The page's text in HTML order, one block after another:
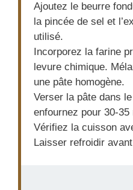
Ajoutez le beurre
la pincée de sel et
utilisé.
Incorporez la farine
levure chimique.
une pâte homogène.
Verser la pâte dans
enfournez pour 30-35
Vérifiez la cuisson
Laisser refroidir